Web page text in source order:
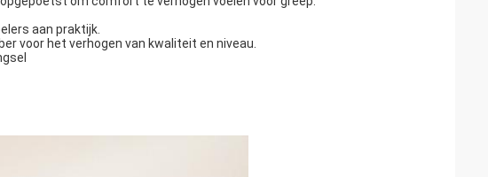
aan praktijk.
voor het verhogen van kwaliteit en niveau.